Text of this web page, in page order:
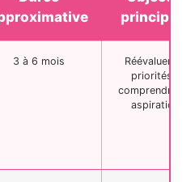
principaux
3 à 6 mois
Réévaluer ses
priorités et
comprendre
aspirations